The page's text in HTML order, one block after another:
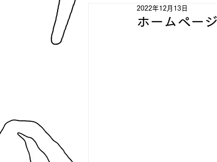
ホームペー
2022年12月13日